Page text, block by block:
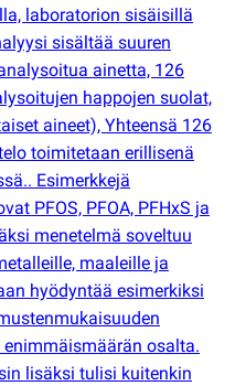
laboratorion sisäisillä
sisältää suuren
ainetta, 126
happojen suolat,
aineet), Yhteensä 126
toimitetaan erillisenä
Esimerkkejä
PFOS, PFOA, PFHxS ja
menetelmä soveltuu
maaleille ja
hyödyntää esimerkiksi
osalta.
lisäksi tulisi kuitenkin